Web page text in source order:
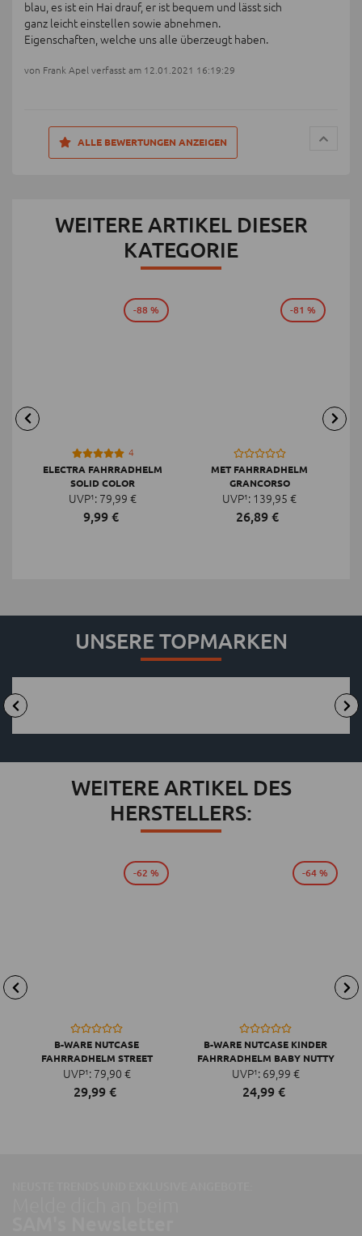
blau, es ist ein Hai drauf, er ist bequem und lässt sich
ganz leicht einstellen sowie abnehmen.
Eigenschaften, welche uns alle überzeugt haben.
von Frank Apel verfasst am 12.01.2021 16:19:29
ALLE BEWERTUNGEN ANZEIGEN
WEITERE ARTIKEL DIESER
KATEGORIE
4
ELECTRA FAHRRADHELM
SOLID COLOR
UVP¹: 79,99 €
9,99 €
-88 %
MET FAHRRADHELM
GRANCORSO
UVP¹: 139,95 €
26,89€
-81 %
UNSERE TOPMARKEN
WEITERE ARTIKEL DES
HERSTELLERS:
B-WARE NUTCASE
FAHRRADHELM STREET
UVP¹: 79,90 €
29,99 €
-62 %
B-WARE NUTCASE KINDER
FAHRRADHELM BABY NUTTY
MIPS, XXS
UVP¹: 69,99 €
24,99 €
-64 %